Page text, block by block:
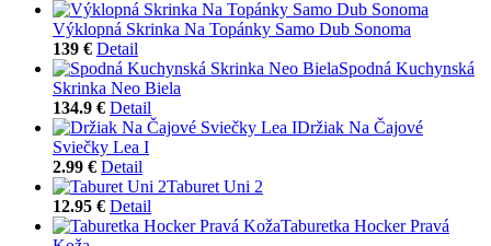
Výklopná Skrinka Na Topánky Samo Dub Sonoma
139 € Detail
Spodná Kuchynská
Skrinka Neo Biela
134.9 € Detail
Držiak Na Čajové
Sviečky Lea I
2.99 € Detail
Taburet Uni 2
12.95 € Detail
Taburetka Hocker Pravá